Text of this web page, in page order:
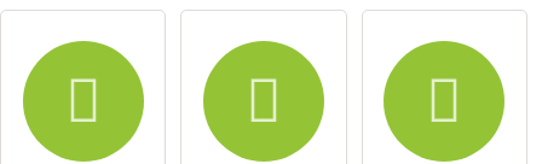
Por la presente acepto los términos y condiciones